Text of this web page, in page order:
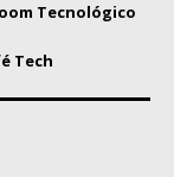
Tecnológico
Tech